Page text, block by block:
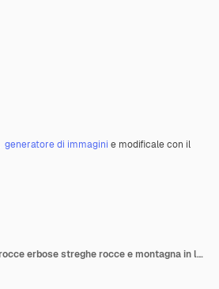
generatore di immagini e modificale con il
Colpo verticale di rocce erbose streghe rocce e montagna in lontananza